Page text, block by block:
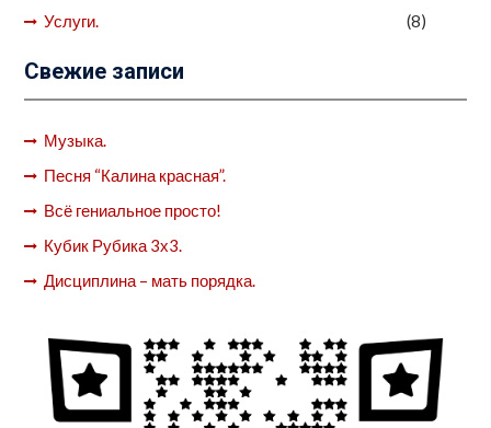
Услуги.
(8)
Свежие записи
Музыка.
Песня “Калина красная”.
Всё гениальное просто!
Кубик Рубика 3х3.
Дисциплина – мать порядка.